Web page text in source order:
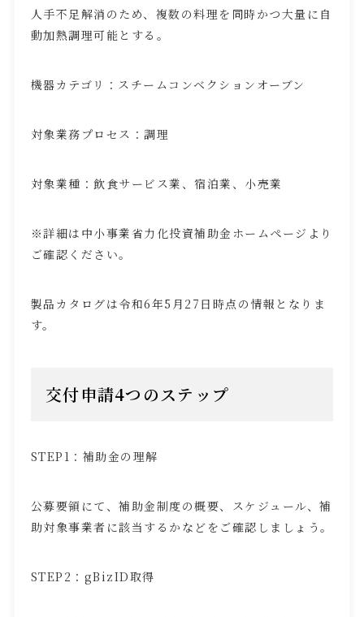
人手不足解消のため、複数の料理を同時かつ大量に自
動加熱調理可能とする。
機器カテゴリ：スチームコンベクションオーブン
対象業務プロセス：調理
対象業種：飲食サービス業、宿泊業、小売業
※詳細は中小事業省力化投資補助金ホームページより
ご確認ください。
製品カタログは令和6年5 月 27 日時点の情報となりま
す。
交付申請4つのステップ
STEP1：補助金の理解
公募要領にて、補助金制度の概要、スケジュール、補
助対象事業者に該当するかなどをご確認しましょう。
STEP2： gBizID取得